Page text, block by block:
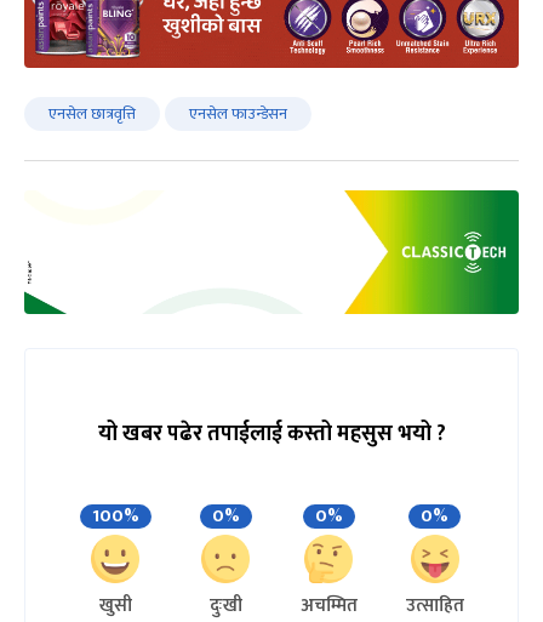
एनसेल छात्रवृत्ति एनसेल फाउन्डेसन
यो खबर पढेर तपाईलाई कस्तो महसुस भयो ?
100%
खुसी
0%
दुःखी
0%
अचम्मित
0%
उत्साहित